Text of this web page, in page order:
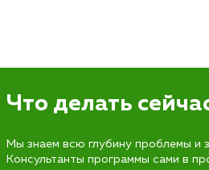
Что делать
Мы знаем всю глубину проблемы и
Консультанты программы сами в